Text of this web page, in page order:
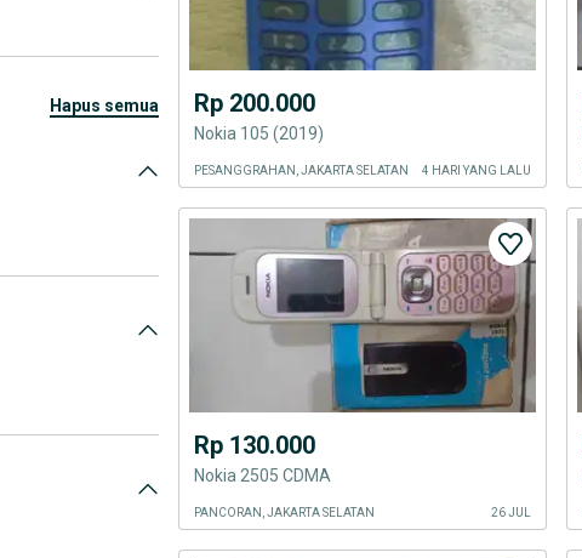
hapus semua Rp 200.000
Nokia 105 (2019)
PESANGGRAHAN, JAKARTA SELATAN 4 HARI YANG LALU
Rp 130.000
Nokia 2505 CDMA
PANCORAN, JAKARTA SELATAN 26 JUL